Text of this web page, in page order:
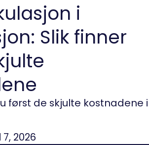
i
Slik finner
først de skjulte kostnadene i
2026